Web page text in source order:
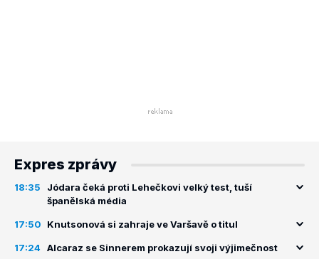
Expres zprávy
18:35
Jódara čeká proti Lehečkovi velký test, tuší
španělská média
17:50 Knutsonová si zahraje ve Varšavě o titul
17:24 Alcaraz se Sinnerem prokazují svoji výjimečnost